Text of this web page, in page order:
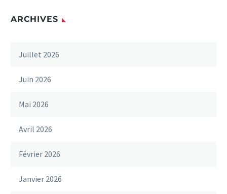
ARCHIVES
Juillet 2026
Juin 2026
Mai 2026
Avril 2026
Février 2026
Janvier 2026